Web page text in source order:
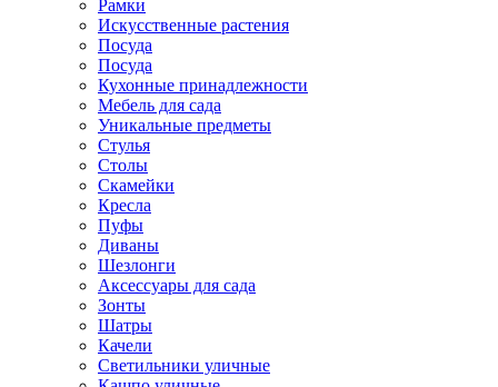
Рамки
Искусственные растения
Посуда
Посуда
Кухонные принадлежности
Мебель для сада
Уникальные предметы
Стулья
Столы
Скамейки
Кресла
Пуфы
Диваны
Шезлонги
Аксессуары для сада
Зонты
Шатры
Качели
Cветильники уличные